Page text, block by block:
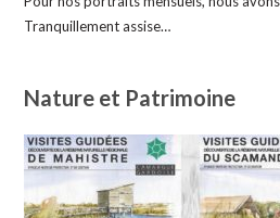
Tranquillement assise…
Nature et Patrimoine